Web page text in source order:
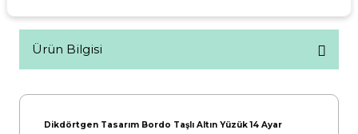
Ürün Bilgisi
Dikdörtgen Tasarım Bordo Taşlı Altın Yüzük 14 Ayar